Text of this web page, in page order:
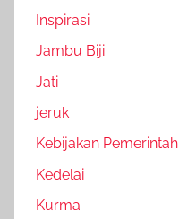
Inspirasi
Jambu Biji
Jati
jeruk
Kebijakan Pemerintah
Kedelai
Kurma